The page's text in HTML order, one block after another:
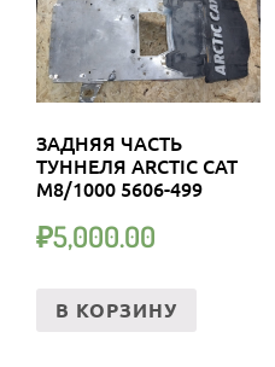
ЗАДНЯЯ ЧАСТЬ
ТУННЕЛЯ ARCTIC CAT
M8/1000 5606-499
₽5,000.00
В КОРЗИНУ